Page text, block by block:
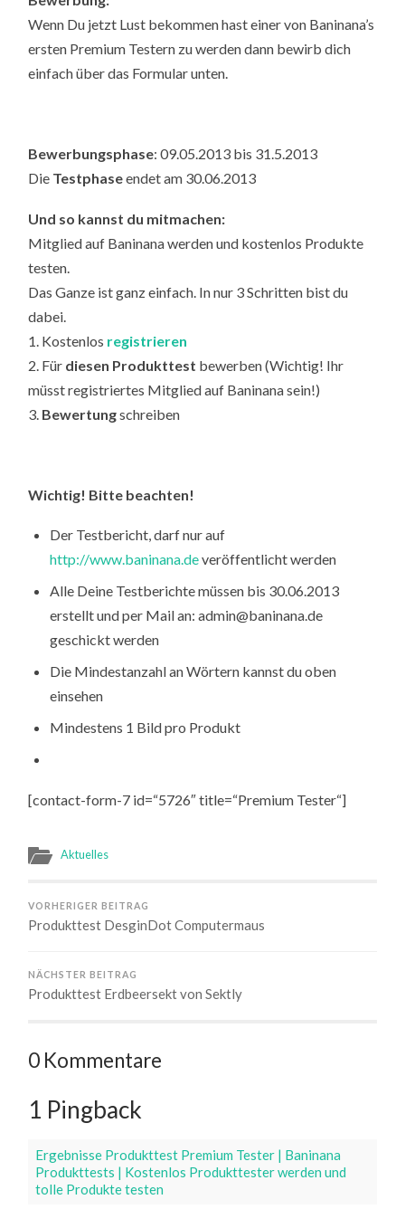
Wenn Du jetzt Lust bekommen hast einer von Baninana’s
ersten Premium Testern zu werden dann bewirb dich
einfach über das Formular unten.
Bewerbungsphase: 09.05.2013 bis 31.5.2013
Die Testphaseendet am 30.06.2013
Und so kannst du mitmachen:
Mitglied auf Baninana werden und kostenlos Produkte
testen.
Das Ganze ist ganz einfach. In nur 3 Schritten bist du
dabei.
1. Kostenlos registrieren
2. Für diesen Produkttest bewerben (Wichtig! Ihr
müsst registriertes Mitglied auf Baninana sein!)
3. Bewertungschreiben
Wichtig! Bitte beachten!
Der Testbericht, darf nur auf
http://www.baninana.deveröffentlicht werden
Alle Deine Testberichte müssen bis 30.06.2013
erstellt und per Mail an: admin@baninana.de
geschickt werden
Die Mindestanzahl an Wörtern kannst du oben
einsehen
Mindestens 1 Bild pro Produkt
[contact-form-7 id=“5726″ title=“Premium Tester“]
Aktuelles
VORHERIGER BEITRAG
Produkttest DesginDot Computermaus
NÄCHSTER BEITRAG
Produkttest Erdbeersekt von Sektly
0 Kommentare
1 Pingback
Ergebnisse Produkttest Premium Tester | Baninana
Produkttests | Kostenlos Produkttester werden und
tolle Produkte testen